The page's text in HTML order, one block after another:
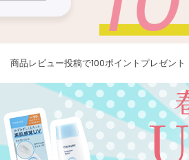
商品レビュー投稿で100ポイントプレゼン